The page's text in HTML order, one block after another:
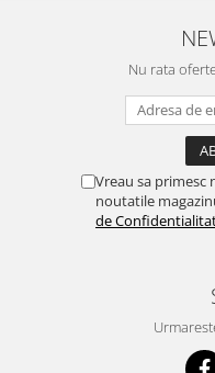
Nu rata
Vreau sa
noutatile
de